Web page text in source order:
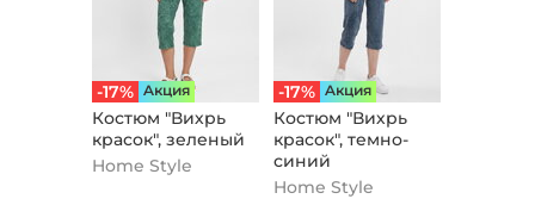
-17% Aкция
Костюм "Вихрь
красок", зеленый
Home Style
-17% Aкция
Костюм "Вихрь
красок", темно-
синий
Home Style